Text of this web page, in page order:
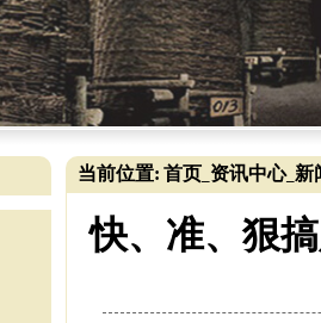
当前位置: 首页 资讯中心_ 新
快、准、狠